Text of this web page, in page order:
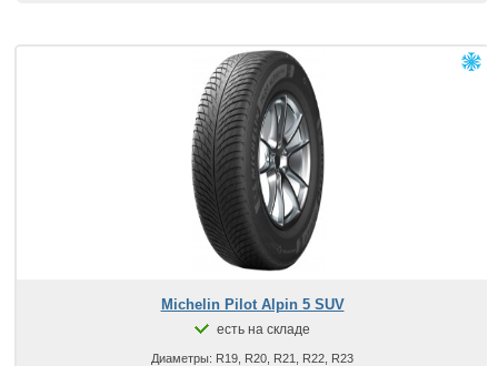
Michelin Pilot Alpin 5 SUV
есть на складе
Диаметры: R19, R20, R21, R22, R23